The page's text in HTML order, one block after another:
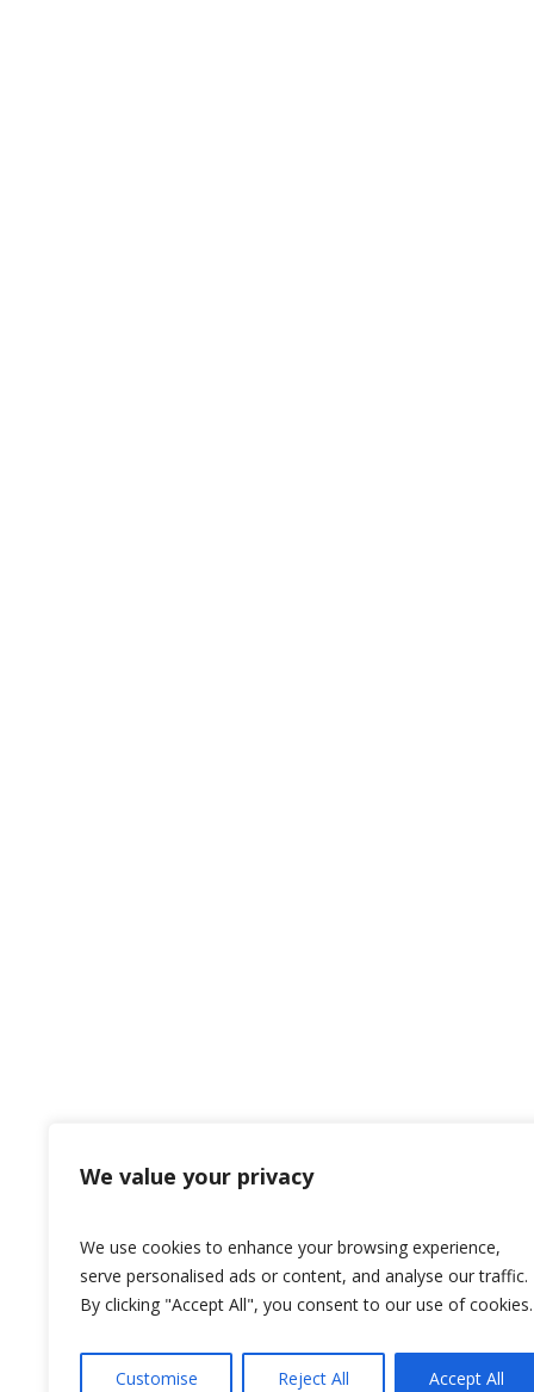
We value your privacy
We use cookies to enhance your browsing experience,
serve personalised ads or content, and analyse our traffic.
By clicking "Accept All", you consent to our use of cookies.
Customise Reject All Accept All